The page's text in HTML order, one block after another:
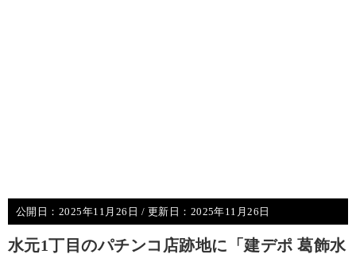
公開日： 2025年11月26日 / 更新日： 2025年11月26日
水元1丁目のパチンコ店跡地に「建デポ 葛飾水